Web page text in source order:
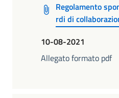
Regolamento
rdi di
10-08-2021
Allegato formato pdf